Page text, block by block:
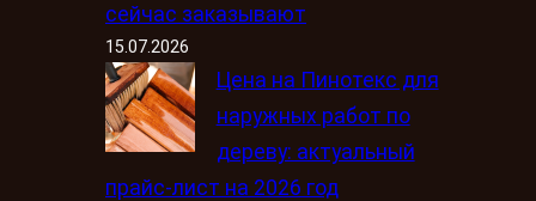
сейчас заказывают
15.07.2026
Цена на Пинотекс для
наружных работ по
дереву: актуальный
прайс-лист на 2026 год